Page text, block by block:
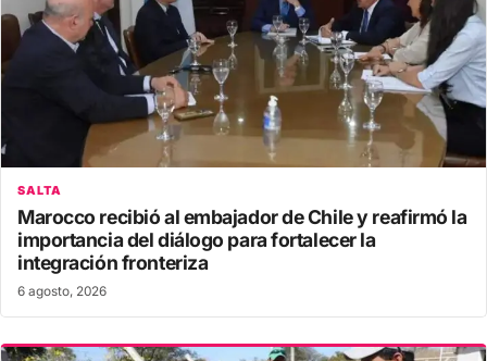
SALTA
Marocco recibió al embajador de Chile y reafirmó la
importancia del diálogo para fortalecer la
integración fronteriza
6 agosto, 2026